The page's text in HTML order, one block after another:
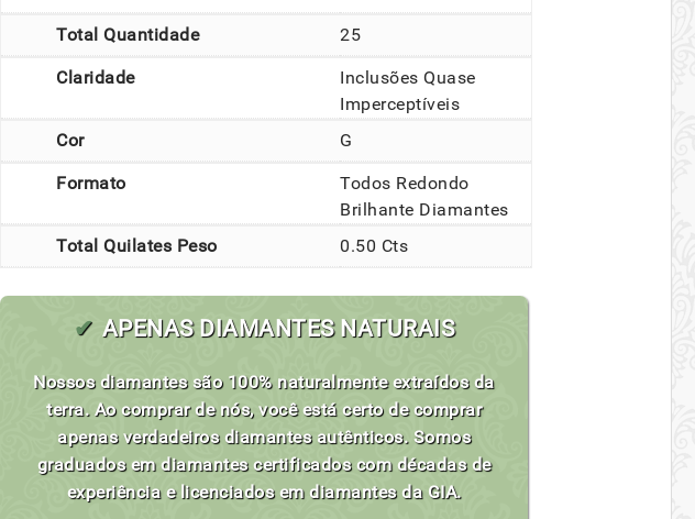
Total Quantidade 25
Claridade
Inclusões Quase
Imperceptíveis
Cor
G
Formato
Todos Redondo
Brilhante Diamantes
Total Quilates Peso
0.50 Cts
✔ APENAS DIAMANTES NATURAIS
Nossos diamantes são 100% naturalmente extraídos da
terra. Ao comprar de nós, você está certo de comprar
apenas verdadeiros diamantes autênticos. Somos
graduados em diamantes certificados com décadas de
experiência e licenciados em diamantes da GIA.